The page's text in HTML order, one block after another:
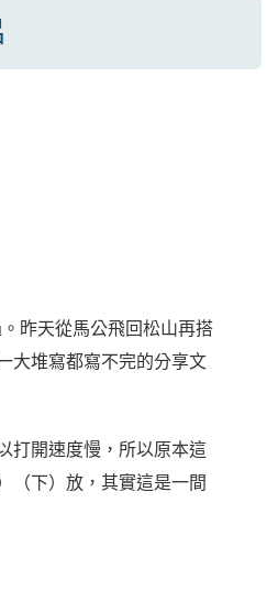
昨天從馬公飛回松山再搭
大堆寫都寫不完的分享文
打開速度慢，所以原本這
（下）放，其實這是一間